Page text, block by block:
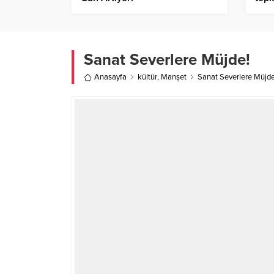
Sanat Severlere Müjde!
Anasayfa kültür, Manşet Sanat Severlere